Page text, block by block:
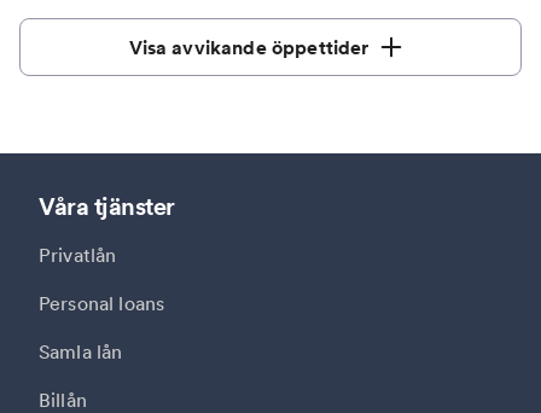
Visa avvikande öppettider
Våra tjänster
Privatlån
Personal loans
Samla lån
Billån